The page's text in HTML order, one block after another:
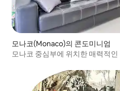
모나코(Monaco)의 콘도미니엄
모나코 중심부에 위치한 매력적인